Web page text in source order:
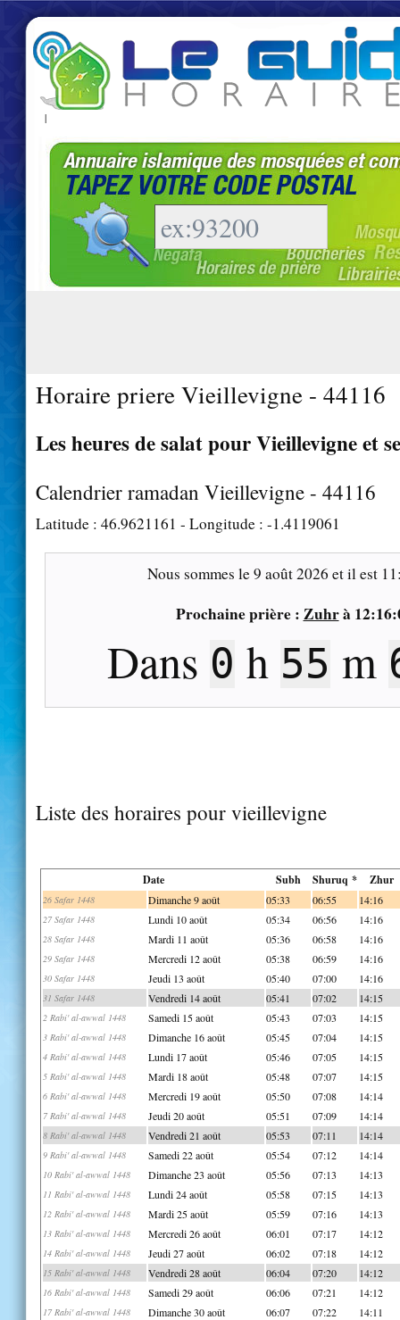
|
Horaire priere Vieillevigne - 44116
Les heures de salat pour Vieillevigne et
Calendrier ramadan Vieillevigne - 44116
Latitude : 46.9621161 - Longitude : -1.4119061
Nous sommes le9 août 2026 et il est
Prochaine prière : Zuhrà
Dans 0 h 55 m
Liste des horaires pour vieillevigne
Date Subh Shuruq * Zhur
26 Safar 1448 Dimanche 9 août 05:33 06:55 14:16
27 Safar 1448 Lundi 10 août 05:34 06:56 14:16
28 Safar 1448 Mardi 11 août 05:36 06:58 14:16
29 Safar 1448 Mercredi 12 août 05:38 06:59 14:16
30 Safar 1448 Jeudi 13 août 05:40 07:00 14:16
31 Safar 1448 Vendredi 14 août 05:41 07:02 14:15
2 Rabi' al-awwal 1448 Samedi 15 août 05:43 07:03 14:15
3 Rabi' al-awwal 1448 Dimanche 16 août 05:45 07:04 14:15
4 Rabi' al-awwal 1448 Lundi 17 août 05:46 07:05 14:15
5 Rabi' al-awwal 1448 Mardi 18 août 05:48 07:07 14:15
6 Rabi' al-awwal 1448 Mercredi 19 août 05:50 07:08 14:14
7 Rabi' al-awwal 1448 Jeudi 20 août 05:51 07:09 14:14
8 Rabi' al-awwal 1448 Vendredi 21 août 05:53 07:11 14:14
9 Rabi' al-awwal 1448 Samedi 22 août 05:54 07:12 14:14
10 Rabi' al-awwal 1448 Dimanche 23 août 05:56 07:13 14:13
11 Rabi' al-awwal 1448 Lundi 24 août 05:58 07:15 14:13
12 Rabi' al-awwal 1448 Mardi 25 août 05:59 07:16 14:13
13 Rabi' al-awwal 1448 Mercredi 26 août 06:01 07:17 14:12
14 Rabi' al-awwal 1448 Jeudi 27 août 06:02 07:18 14:12
15 Rabi' al-awwal 1448 Vendredi 28 août 06:04 07:20 14:12
16 Rabi' al-awwal 1448 Samedi 29 août 06:06 07:21 14:12
17 Rabi' al-awwal 1448 Dimanche 30 août 06:07 07:22 14:11